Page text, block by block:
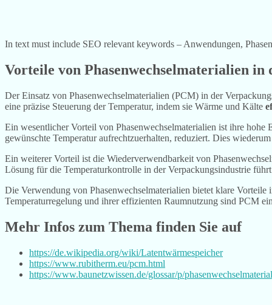
In text must include SEO relevant keywords – Anwendungen,
Vorteile von Phasenwechselmaterialien
Der Einsatz von Phasenwechselmaterialien (PCM) in der
eine präzise Steuerung der Temperatur, indem sie Wärme und Kälte
Ein wesentlicher Vorteil von Phasenwechselmaterialien ist ihre
gewünschte Temperatur aufrechtzuerhalten, reduziert. Dies
Ein weiterer Vorteil ist die Wiederverwendbarkeit von
Lösung für die Temperaturkontrolle in der Verpackungsindustrie
Die Verwendung von Phasenwechselmaterialien bietet klare
Temperaturregelung und ihrer effizienten Raumnutzung sind PCM
Mehr Infos zum Thema finden Sie auf
https://de.wikipedia.org/wiki/Latentwärmespeicher
https://www.rubitherm.eu/pcm.html
https://www.baunetzwissen.de/glossar/p/